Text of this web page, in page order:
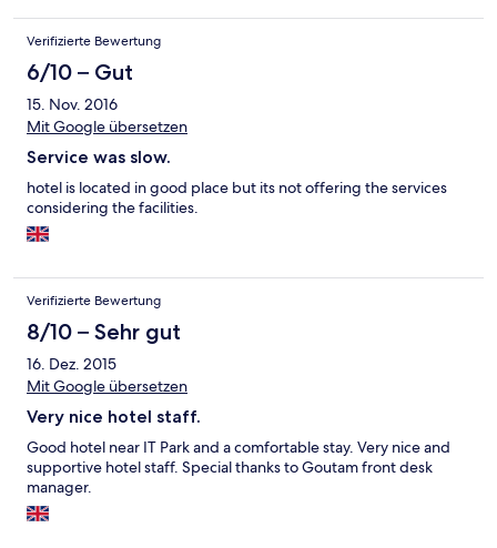
Verifizierte Bewertung
6/10 – Gut
15. Nov. 2016
Mit Google übersetzen
Service was slow.
hotel is located in good place but its not offering the services
considering the facilities.
Verifizierte Bewertung
8/10 – Sehr gut
16. Dez. 2015
Mit Google übersetzen
Very nice hotel staff.
Good hotel near IT Park and a comfortable stay. Very nice and
supportive hotel staff. Special thanks to Goutam front desk
manager.